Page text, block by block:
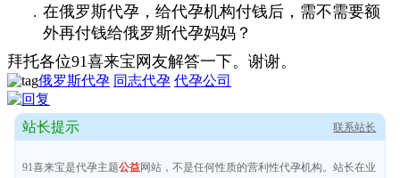
在俄罗斯代孕，给代孕机构付钱后，需不需要额
外再付钱给俄罗斯代孕妈妈？
拜托各位91喜来宝网友解答一下。谢谢。
俄罗斯代孕 同志代孕 代孕公司
站长提示
91喜来宝是代孕主题公益网站，不是任何性质的营利性代孕机构。站长在业
联系站长